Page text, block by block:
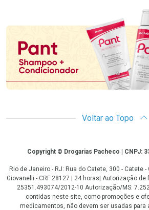
Promoção em Destaque
Voltar ao Topo
CopyrightCopyright © Drogarias Pacheco | CNPJ:
Rio de Janeiro - RJ: Rua do Catete, 300 - Catete -
Giovanelli - CRF 28127 | 24 horas| Autorização
25351.493074/2012-10 Autorização/MS:
contidas neste site, como promoções e
medicamentos, não devem ser usadas para